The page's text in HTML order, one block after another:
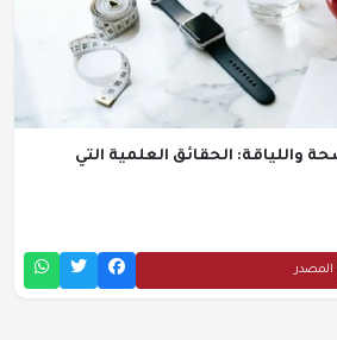
واللياقة: الحقائق العلمية التي
المصدر